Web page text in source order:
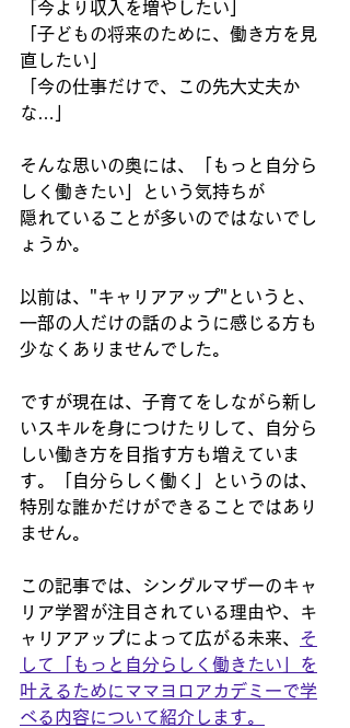
「今より収入を増やしたい」
「子どもの将来のために、働き方を見
直したい」
「今の仕事だけで、この先大丈夫か
な…」
そんな思いの奥には、「もっと自分ら
しく働きたい」という気持ちが
隠れていることが多いのではないでし
ょうか。
以前は、"キャリアアップ"というと、
一部の人だけの話のように感じる方も
少なくありませんでした。
ですが現在は、子育てをしながら新し
いスキルを身につけたりして、自分ら
しい働き方を目指す方も増えていま
す。「自分らしく働く」というのは、
特別な誰かだけができることではあり
ません。
この記事では、シングルマザーのキャ
リア学習が注目されている理由や、キ
ャリアアップによって広がる未来、 そ
して「もっと自分らしく働きたい」を
叶えるためにママヨロアカデミーで学
べる内容について紹介します。